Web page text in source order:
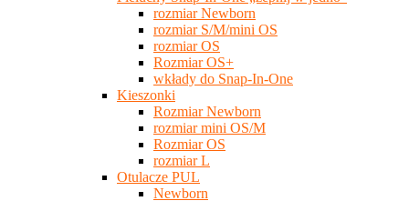
rozmiar Newborn
rozmiar S/M/mini OS
rozmiar OS
Rozmiar OS+
wkłady do Snap-In-One
Kieszonki
Rozmiar Newborn
rozmiar mini OS/M
Rozmiar OS
rozmiar L
Otulacze PUL
Newborn